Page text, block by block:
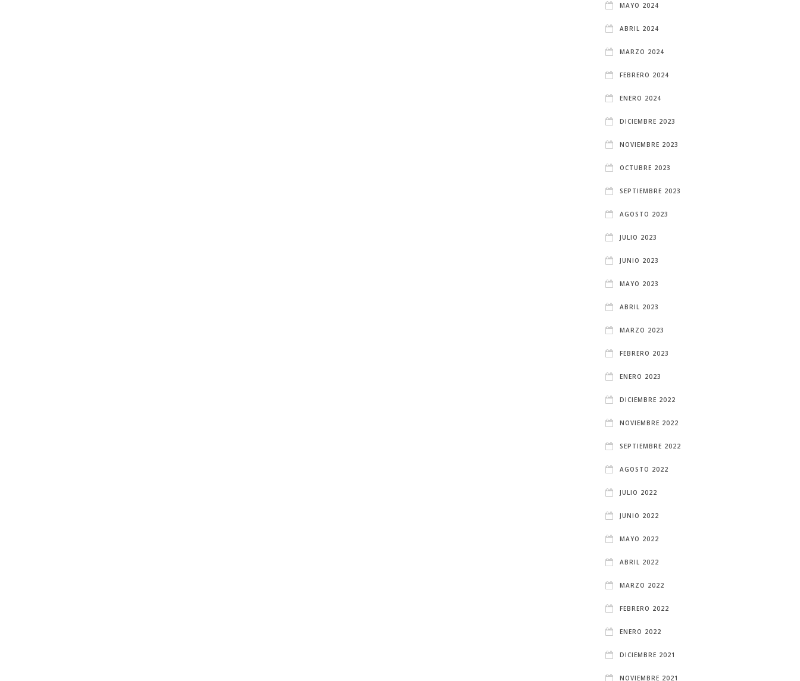
MAYO 2024
ABRIL 2024
MARZO 2024
FEBRERO 2024
ENERO 2024
DICIEMBRE 2023
NOVIEMBRE 2023
OCTUBRE 2023
SEPTIEMBRE 2023
AGOSTO 2023
JULIO 2023
JUNIO 2023
MAYO 2023
ABRIL 2023
MARZO 2023
FEBRERO 2023
ENERO 2023
DICIEMBRE 2022
NOVIEMBRE 2022
SEPTIEMBRE 2022
AGOSTO 2022
JULIO 2022
JUNIO 2022
MAYO 2022
ABRIL 2022
MARZO 2022
FEBRERO 2022
ENERO 2022
DICIEMBRE 2021
NOVIEMBRE 2021